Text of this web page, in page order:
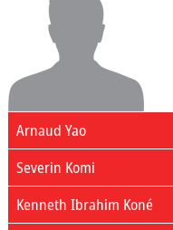
Arnaud Yao
Severin Komi
Kenneth Ibrahim Koné